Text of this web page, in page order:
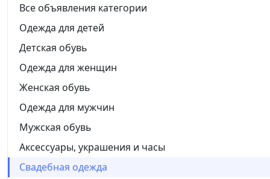
Все объявления категории
Одежда для детей
Детская обувь
Одежда для женщин
Женская обувь
Одежда для мужчин
Мужская обувь
Аксессуары, украшения и часы
Свадебная одежда